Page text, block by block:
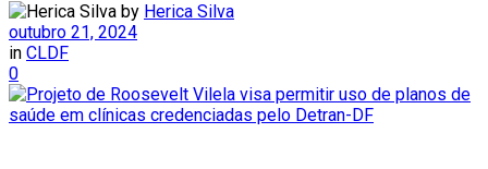
by Herica Silva
outubro 21, 2024
in CLDF
0